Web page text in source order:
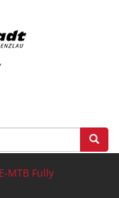
E-MTB Fully